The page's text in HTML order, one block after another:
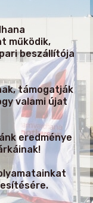
működik,
beszállítója
támogatják
valami újat
eredménye